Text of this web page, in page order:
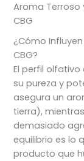
Aroma Terroso
CBG
¿Cómo
CBG?
El perfil olfativo
su pureza y
asegura un
tierra),
demasiado
equilibrio es lo
producto que